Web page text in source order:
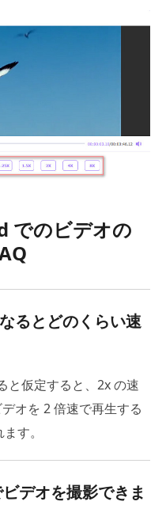
でのビデオの
るとどのくらい速
と仮定すると、2x の速
オを 2 倍速で再生する
す。
デオを撮影できま